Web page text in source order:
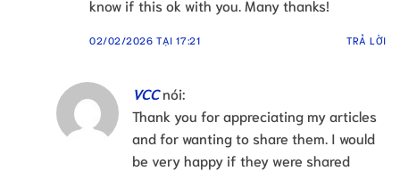
know if this ok with you. Many thanks!
02/02/2026 TẠI 17:21 TRẢ LỜI
VCC nói:
Thank you for appreciating my articles
and for wanting to share them. I would
be very happy if they were shared